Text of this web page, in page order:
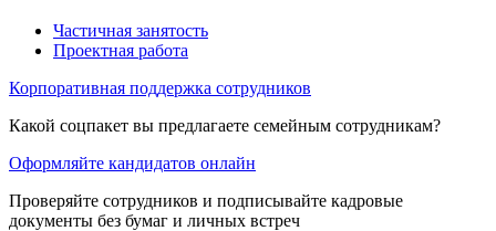
Частичная занятость
Проектная работа
Корпоративная поддержка сотрудников
Какой соцпакет вы предлагаете семейным сотрудникам?
Оформляйте кандидатов онлайн
Проверяйте сотрудников и подписывайте кадровые
документы без бумаг и личных встреч